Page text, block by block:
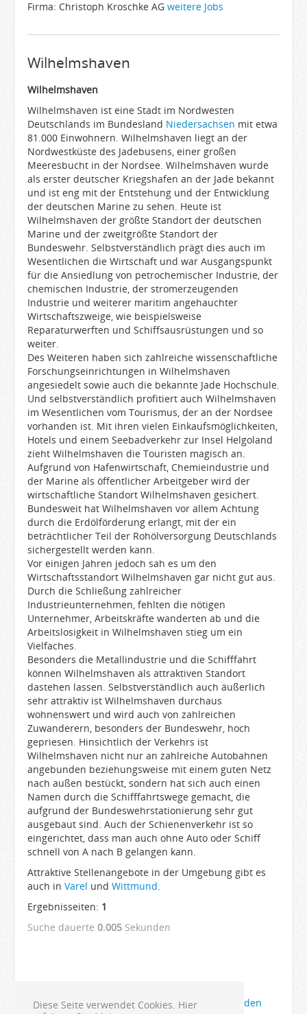
Diese Seite verwendet Cookies. Hier
Firma: Christoph Kroschke AG weitere Jobs
Wilhelmshaven
Wilhelmshaven
Wilhelmshaven ist eine Stadt im Nordwesten
Deutschlands im Bundesland Niedersachsen mit etwa
81.000 Einwohnern. Wilhelmshaven liegt an der
Nordwestküste des Jadebusens, einer großen
Meeresbucht in der Nordsee. Wilhelmshaven wurde
als erster deutscher Kriegshafen an der Jade bekannt
und ist eng mit der Entstehung und der Entwicklung
der deutschen Marine zu sehen. Heute ist
Wilhelmshaven der größte Standort der deutschen
Marine und der zweitgrößte Standort der
Bundeswehr. Selbstverständlich prägt dies auch im
Wesentlichen die Wirtschaft und war Ausgangspunkt
für die Ansiedlung von petrochemischer Industrie, der
chemischen Industrie, der stromerzeugenden
Industrie und weiterer maritim angehauchter
Wirtschaftszweige, wie beispielsweise
Reparaturwerften und Schiffsausrüstungen und so
weiter.
Des Weiteren haben sich zahlreiche wissenschaftliche
Forschungseinrichtungen in Wilhelmshaven
angesiedelt sowie auch die bekannte Jade Hochschule.
Und selbstverständlich profitiert auch Wilhelmshaven
im Wesentlichen vom Tourismus, der an der Nordsee
vorhanden ist. Mit ihren vielen Einkaufsmöglichkeiten,
Hotels und einem Seebadverkehr zur Insel Helgoland
zieht Wilhelmshaven die Touristen magisch an.
Aufgrund von Hafenwirtschaft, Chemieindustrie und
der Marine als öffentlicher Arbeitgeber wird der
wirtschaftliche Standort Wilhelmshaven gesichert.
Bundesweit hat Wilhelmshaven vor allem Achtung
durch die Erdölförderung erlangt, mit der ein
beträchtlicher Teil der Rohölversorgung Deutschlands
sichergestellt werden kann.
Vor einigen Jahren jedoch sah es um den
Wirtschaftsstandort Wilhelmshaven gar nicht gut aus.
Durch die Schließung zahlreicher
Industrieunternehmen, fehlten die nötigen
Unternehmer, Arbeitskräfte wanderten ab und die
Arbeitslosigkeit in Wilhelmshaven stieg um ein
Vielfaches.
Besonders die Metallindustrie und die Schifffahrt
können Wilhelmshaven als attraktiven Standort
dastehen lassen. Selbstverständlich auch äußerlich
sehr attraktiv ist Wilhelmshaven durchaus
wohnenswert und wird auch von zahlreichen
Zuwanderern, besonders der Bundeswehr, hoch
gepriesen. Hinsichtlich der Verkehrs ist
Wilhelmshaven nicht nur an zahlreiche Autobahnen
angebunden beziehungsweise mit einem guten Netz
nach außen bestückt, sondern hat sich auch einen
Namen durch die Schifffahrtswege gemacht, die
aufgrund der Bundeswehrstationierung sehr gut
ausgebaut sind. Auch der Schienenverkehr ist so
eingerichtet, dass man auch ohne Auto oder Schiff
schnell von A nach B gelangen kann.
Attraktive Stellenangebote in der Umgebung gibt es
auch in Varel und Wittmund.
Ergebnisseiten: 1
Suche dauerte 0.005 Sekunden
Die Anzeigen Ihrer Firma bei Joboter anmelden